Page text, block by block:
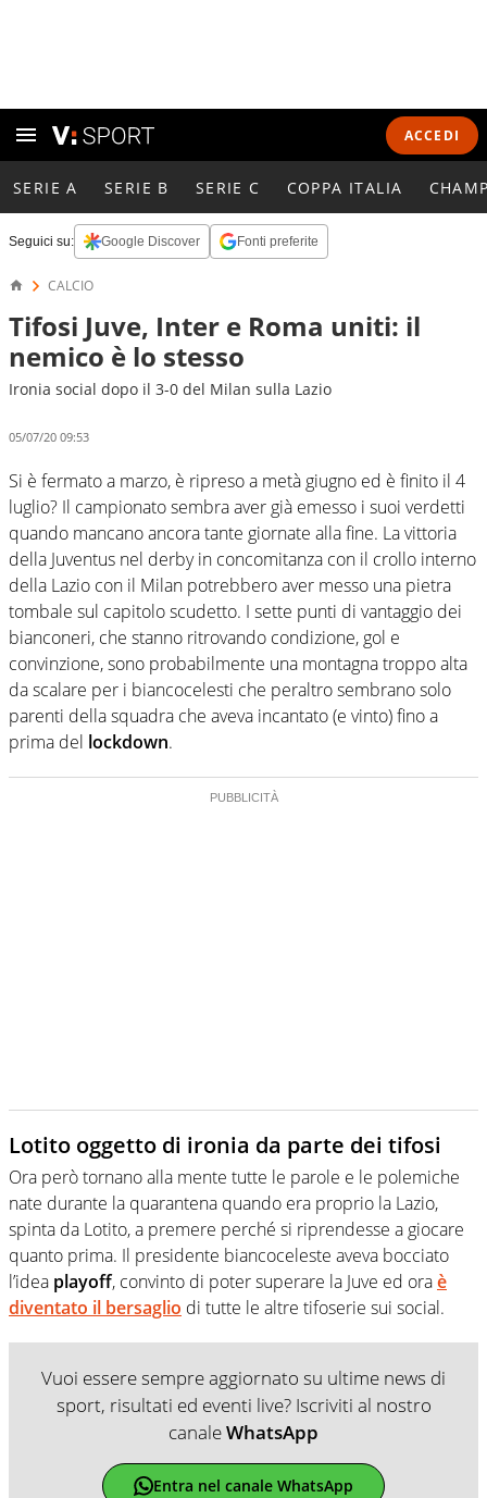
ACCEDI
SERIE A SERIE B SERIE C COPPA ITALIA
Seguici su: Google Discover Fonti preferite
CALCIO
Tifosi Juve, Inter e Roma uniti: il
nemico è lo stesso
Ironia social dopo il 3-0 del Milan sulla Lazio
05/07/20 09:53
Si è fermato a marzo, è ripreso a metà giugno ed è finito il 4
luglio? Il campionato sembra aver già emesso i suoi verdetti
quando mancano ancora tante giornate alla fine. La vittoria
della Juventus nel derby in concomitanza con il crollo interno
della Lazio con il Milan potrebbero aver messo una pietra
tombale sul capitolo scudetto. I sette punti di vantaggio dei
bianconeri, che stanno ritrovando condizione, gol e
convinzione, sono probabilmente una montagna troppo alta
da scalare per i biancocelesti che peraltro sembrano solo
parenti della squadra che aveva incantato (e vinto) fino a
prima del lockdown.
Lotito oggetto di ironia da parte dei tifosi
Ora però tornano alla mente tutte le parole e le polemiche
nate durante la quarantena quando era proprio la Lazio,
spinta da Lotito, a premere perché si riprendesse a giocare
quanto prima. Il presidente biancoceleste aveva bocciato
l’idea playoff, convinto di poter superare la Juve ed oraè
diventato il bersaglio di tutte le altre tifoserie sui social.
Vuoi essere sempre aggiornato su ultime news di
sport, risultati ed eventi live? Iscriviti al nostro
canaleWhatsApp
Entra nel canale WhatsApp